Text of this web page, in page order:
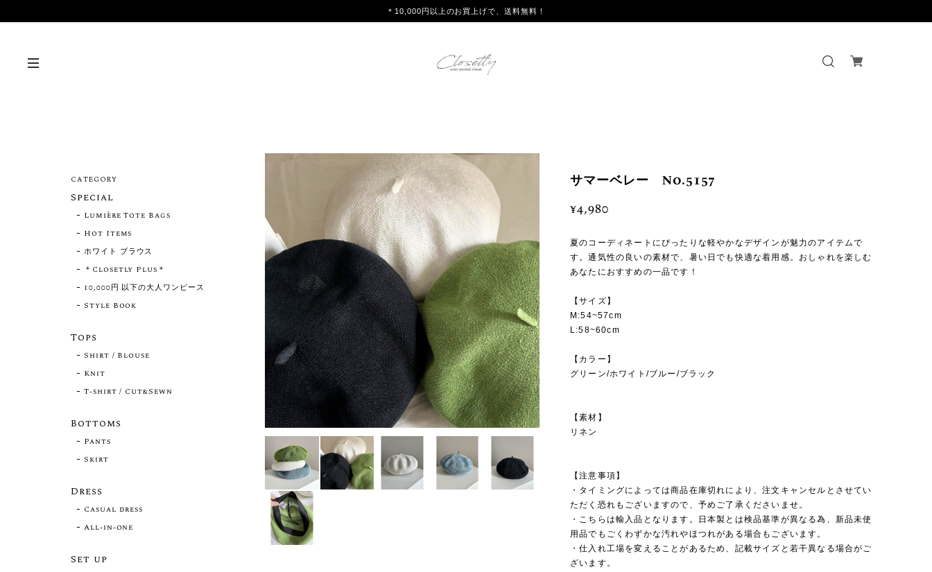
＊10,000円以上のお買上げで、送料無料！
サマーベレー No.5157
¥4,980
夏のコーディネートにぴったりな軽やかなデザインが魅力のアイテムで
す。通気性の良いの素材で、暑い日でも快適な着用感。おしゃれを楽しむ
あなたにおすすめの一品です！
【サイズ】
M:54~57cm
L:58~60cm
【カラー】
グリーン/ホワイト/ブルー/ブラック
【素材】
リネン
【注意事項】
・タイミングによっては商品在庫切れにより、注文キャンセルとさせてい
ただく恐れもございますので、予めご了承くださいませ。
・こちらは輸入品となります。日本製とは検品基準が異なる為、新品未使
用品でもごくわずかな汚れやほつれがある場合もございます。
・仕入れ工場を変えることがあるため、記載サイズと若干異なる場合がご
ざいます。
CATEGORY
Special
Lumière Tote Bags
Hot Items
ホワイト ブラウス
＊Closetly Plus＊
10,000円 以下の大人ワンピース
Style Book
Tops
Shirt / Blouse
Knit
T-shirt / Cut&Sewn
Bottoms
Pants
Skirt
Dress
Casual dress
All-in-one
Set up